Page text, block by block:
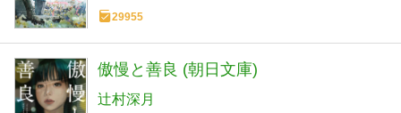
29955
傲慢と善良 (朝日文庫)
辻村深月